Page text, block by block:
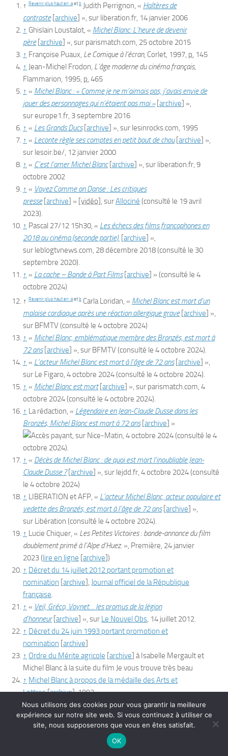
↑ Revenir plus haut en :aetb Judith Perrignon, « Haltères de
contraste[archive] », sur liberation.fr, 14 janvier 2006
↑ Ghislain Loustalot, « Michel Blanc: L’heure de devenir
père[archive] », sur parismatch.com, 25 octobre 2015
↑ Françoise Puaux, Le Comique à l’écran, Corlet, 1997, p. 145
↑ Jean-Michel Frodon, L’âge moderne du cinéma français,
Flammarion, 1995, p. 465
↑ « Michel Blanc : « Comme je ne m’aimais pas, j’avais envie de
jouer des personnages qui n’étaient pas moi »[archive] »,
sureurope1.fr, 3 septembre 2016
↑ « Les Grands Ducs[archive] », sur lesinrocks.com, 1995
↑ « Leconte règle ses comptes en petit bout de chou[archive] »,
sur lesoir.be/, 12 janvier 2000
↑ « C’est l’amer Michel Blanc[archive] », sur liberation.fr, 9
octobre 2002
↑ « Voyez Comme on Danse : Les critiques
presse[archive] » [vidéo], surAllociné (consulté le 19 avril
2023).
↑ Pascal 27/12 15h30, « Les échecs des films francophones en
2018 au cinéma (seconde partie). [archive] »,
sur leblogtvnews.com, 28 décembre 2018(consulté le 30
septembre 2020).
↑ « La cache – Bande à Part Films[archive] » (consulté le 4
octobre 2024)
↑ Revenir plus haut en :aetb Carla Loridan, « Michel Blanc est mort d’un
malaise cardiaque après une réaction allergique grave[archive] »,
sur BFMTV (consulté le 4 octobre 2024)
↑ « Michel Blanc, emblématique membre des Bronzés, est mort à
72 ans[archive] », sur BFMTV (consulté le 4 octobre 2024).
↑ « L’acteur Michel Blanc est mort à l’âge de 72 ans[archive] »,
sur Le Figaro, 4 octobre 2024(consulté le 4 octobre 2024).
↑ « Michel Blanc est mort[archive] », sur parismatch.com, 4
octobre 2024(consulté le 4 octobre 2024).
↑ Larédaction, « Légendaire en Jean-Claude Dusse dans les
Bronzés, Michel Blanc est mort à 72 ans[archive] »
, sur Nice-Matin, 4 octobre 2024(consulté le 4
octobre 2024).
↑ « Décès de Michel Blanc : de quoi est mort l’inoubliable Jean-
Claude Dusse ?[archive] », sur lejdd.fr, 4 octobre 2024(consulté
le 4 octobre 2024)
↑ LIBERATION etAFP, « L’acteur Michel Blanc, acteur populaire et
vedette des Bronzés, est mort à l’âge de 72 ans[archive] »,
sur Libération (consulté le 4 octobre 2024).
↑ Lucie Chiquer, « Les Petites Victoires : bande-annonce du film
doublement primé à l’Alpe d’Huez. », Première,‎ 24 janvier
2023(lire en ligne [archive])
↑ Décret du 14 juillet 2012 portant promotion et
nomination [archive], Journal officiel de la République
française.
↑ « Veil, Gréco, Voynet… les promus de la légion
d’honneur[archive] », sur Le Nouvel Obs, 14 juillet 2012.
↑ Décret du 24 juin 1993 portant promotion et
nomination [archive]
↑ Ordre du Mérite agricole [archive] à Isabelle Mergault et
Michel Blanc à la suite du film Je vous trouve très beau
↑ Michel Blanc à propos de la médaille des Arts et
Lettres[archive], 1992.
Voir aussi
Sur les autres projets Wikimedia :
Nous utilisons des cookies pour vous garantir la meilleure
expérience sur notre site web. Si vous continuez à utiliser ce
site, nous supposerons que vous en êtes satisfait.
OK